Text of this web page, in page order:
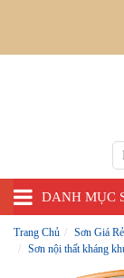
DANH MỤC
Trang Chủ
Sơn Giá Rẻ
Sơn nội thất kháng